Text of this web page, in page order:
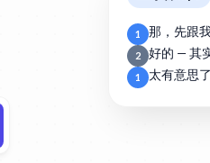
1 那，先跟
2 好的 — 其
1 太有意思